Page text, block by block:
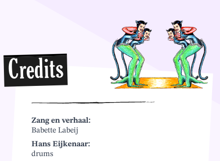
Credits
Zang en verhaal:
Babette Labeij
Hans Eijkenaar:
drums